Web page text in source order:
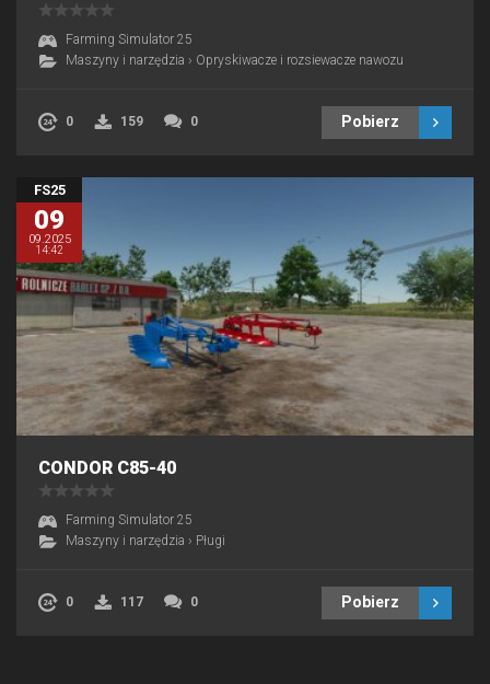
Farming Simulator 25
Maszyny i narzędzia › Opryskiwacze i rozsiewacze nawozu
0 159 0 Pobierz
FS25
09
09.2025
14:42
CONDOR C85-40
Farming Simulator 25
Maszyny i narzędzia › Pługi
0 117 0 Pobierz